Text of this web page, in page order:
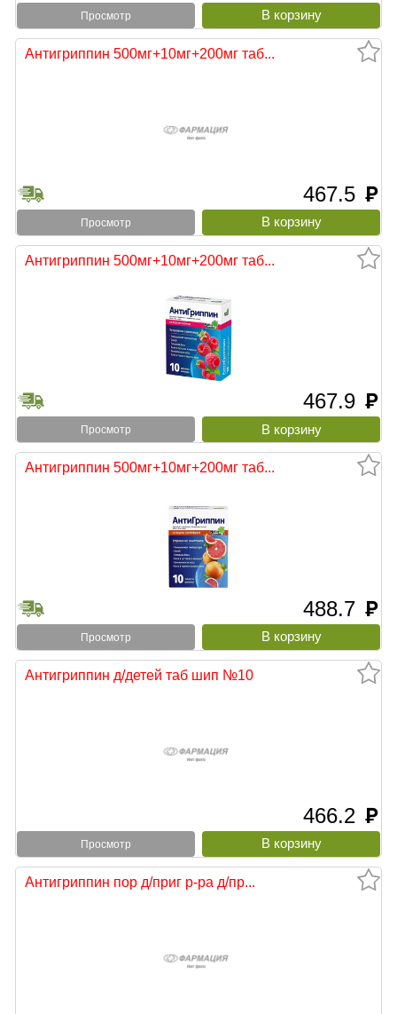
Просмотр
Антигриппин 500мг+10мг+200мг таб...
467.5 руб
Просмотр
Антигриппин 500мг+10мг+200мг таб...
467.9 руб
Просмотр
Антигриппин 500мг+10мг+200мг таб...
488.7 руб
Просмотр
Антигриппин д/детей таб шип №10
466.2 руб
Просмотр
Антигриппин пор д/приг р-ра д/пр...